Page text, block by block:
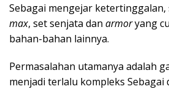
Sebagai mengejar ketertinggalan,
max, set senjata dan armoryang
bahan-bahan lainnya.
Permasalahan utamanya adalah
menjadi terlalu kompleks Sebagai